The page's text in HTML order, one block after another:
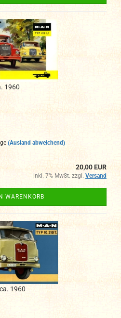
1960
(Ausland abweichend)
20,00 EUR
inkl. 7% MwSt. zzgl. Versand
WARENKORB
1960